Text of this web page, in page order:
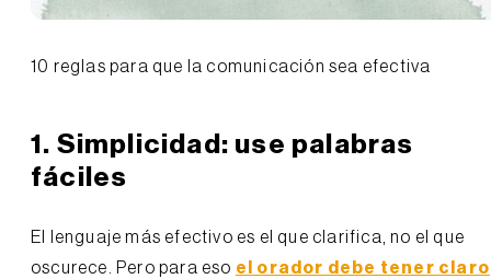
10 reglas para que la comunicación sea efectiva
1. Simplicidad: use palabras
fáciles
El lenguaje más efectivo es el que clarifica, no el que
oscurece. Pero para eso el orador debe tener claro